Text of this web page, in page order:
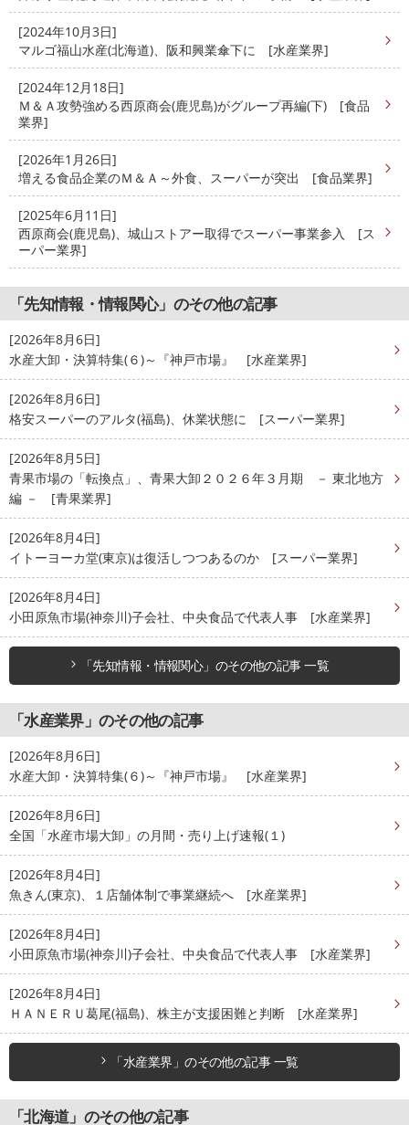
[2024年10月3日]
マルゴ福山水産(北海道)、阪和興業傘下に [水産業界]
[2024年12月18日]
Ｍ＆Ａ攻勢強める西原商会(鹿児島)がグループ再編(下) [食品
業界]
[2026年1月26日]
増える食品企業のＭ＆Ａ～外食、スーパーが突出 [食品業界]
[2025年6月11日]
西原商会(鹿児島)、城山ストアー取得でスーパー事業参入 [ス
ーパー業界]
「先知情報・情報関心」のその他の記事
[2026年8月6日]
水産大卸・決算特集(６)～『神戸市場』 [水産業界]
[2026年8月6日]
格安スーパーのアルタ(福島)、休業状態に [スーパー業界]
[2026年8月5日]
青果市場の「転換点」、青果大卸２０２６年３月期 － 東北地方
編 － [青果業界]
[2026年8月4日]
イトーヨーカ堂(東京)は復活しつつあるのか [スーパー業界]
[2026年8月4日]
小田原魚市場(神奈川)子会社、中央食品で代表人事 [水産業界]
「先知情報・情報関心」のその他の記事 一覧
「水産業界」のその他の記事
[2026年8月6日]
水産大卸・決算特集(６)～『神戸市場』 [水産業界]
[2026年8月6日]
全国「水産市場大卸」の月間・売り上げ速報(１)
[2026年8月4日]
魚きん(東京)、１店舗体制で事業継続へ [水産業界]
[2026年8月4日]
小田原魚市場(神奈川)子会社、中央食品で代表人事 [水産業界]
[2026年8月4日]
ＨＡＮＥＲＵ葛尾(福島)、株主が支援困難と判断 [水産業界]
「水産業界」のその他の記事 一覧
「北海道」のその他の記事